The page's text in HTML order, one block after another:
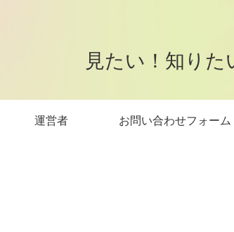
logです。 当サイトはアフ
見たい！知りた
運営者 お問い合わせフォーム